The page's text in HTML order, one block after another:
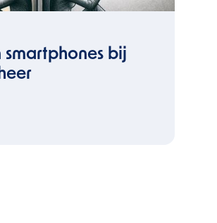
smartphones bij